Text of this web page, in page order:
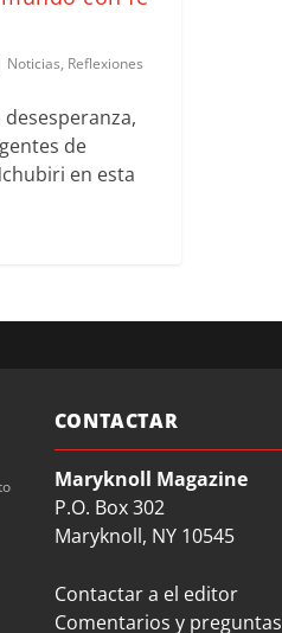
Noticias, Reflexiones
de
en esta
CONTACTAR
Maryknoll Magazine
P.O. Box 302
Maryknoll, NY 10545
Contactar a el editor
Comentarios y preguntas